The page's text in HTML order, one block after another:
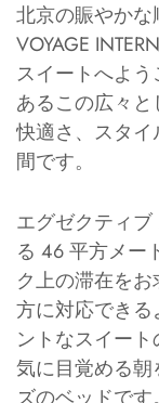
北京の賑やかな
VOYAGE
スイートへよ
あるこの広々
快適さ、スタ
間です。
エグゼクティ
る 46 平方メー
ク上の滞在を
方に対応でき
ントなスイー
気に目覚める